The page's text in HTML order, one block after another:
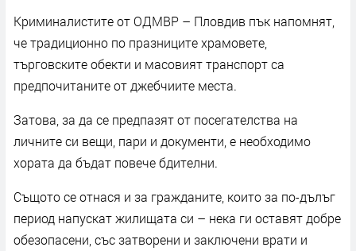
Криминалистите от ОДМВР – Пловдив пък напомнят,
че традиционно по празниците храмовете,
търговските обекти и масовият транспорт са
предпочитаните от джебчиите места.
Затова, за да се предпазят от посегателства на
личните си вещи, пари и документи, е необходимо
хората да бъдат повече бдителни.
Същото се отнася и за гражданите, които за по-дълъг
период напускат жилищата си – нека ги оставят добре
обезопасени, със затворени и заключени врати и